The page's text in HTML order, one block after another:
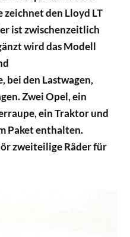
den Lloyd LT
ist zwischenzeitlich
wird das Modell
bei den Lastwagen,
Zwei Opel, ein
ein Traktor und
Paket enthalten.
zweiteilige Räder für